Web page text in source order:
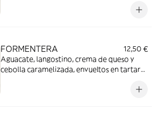
picadita de nueces y pistachos. (8 piezas)
FORMENTERA
12,50 €
Aguacate, langostino, crema de queso y
cebolla caramelizada, envueltos en tartar
crujiente de panko y frutos secos. (8 piezas)